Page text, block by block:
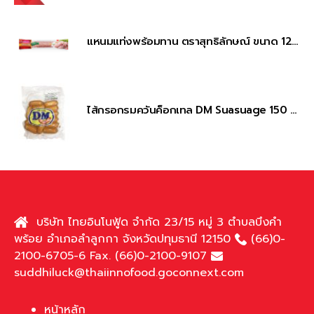
แหนมแท่งพร้อมทาน ตราสุทธิลักษณ์ ขนาด 120 กรัม Sanitised Fermented Pork Sausage 120 g.
ไส้กรอกรมควันค็อกเทล DM Suasuage 150 กรัม
บริษัท ไทยอินโนฟู้ด จำกัด 23/15 หมู่ 3 ตำบลบึงคำ
พร้อย อำเภอลำลูกกา จังหวัดปทุมธานี 12150
(66)0-
2100-6705-6 Fax. (66)0-2100-9107
suddhiluck@thaiinnofood.goconnext.com
หน้าหลัก